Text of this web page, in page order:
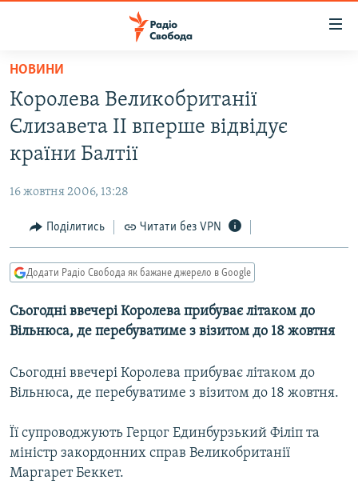
Перейти
основного
матеріалу
Перейти
до
основної
Перейти
до
пошуку
РАДІО СВОБОДА – 70 РОКІВ
ВСЕ ЗА ДОБУ
СТАТТІ
СУСПІЛЬСТВО
УКРАЇНА
РОСІЙСЬКА «ФІЛЬТРАЦІЯ»
ДОНБАС.РЕАЛІЇ
ТИ ЯК?
СХЕМИ
КИТАЙ.ВИКЛИКИ
МУЛЬТИМЕДІА
ФОТО
СПЕЦПРОЄКТИ
ПОДКАСТИ
НОВИНИ
Королева Великобританії
Єлизавета ІІ вперше відвідує
країни Балтії
16 жовтня 2006, 13:28
Поділитись Читати без VPN
Додати Радіо Свобода як бажане джерело в Google
Сьогодні ввечері Королева прибуває літаком до
Вільнюса, де перебуватиме з візитом до 18 жовтня
Сьогодні ввечері Королева прибуває літаком до
Вільнюса, де перебуватиме з візитом до 18 жовтня.
Її супроводжують Герцог Единбурзький Філіп та
міністр закордонних справ Великобританії
Маргарет Беккет.